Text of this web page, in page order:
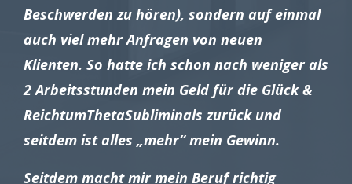
Beschwerden zu hören), sondern auf einmal
auch viel mehr Anfragen von neuen
Klienten. So hatte ich schon nach weniger als
2 Arbeitsstunden mein Geld für die Glück &
ReichtumThetaSubliminals zurück und
seitdem ist alles „mehr“ mein Gewinn.
Seitdem macht mir mein Beruf richtig